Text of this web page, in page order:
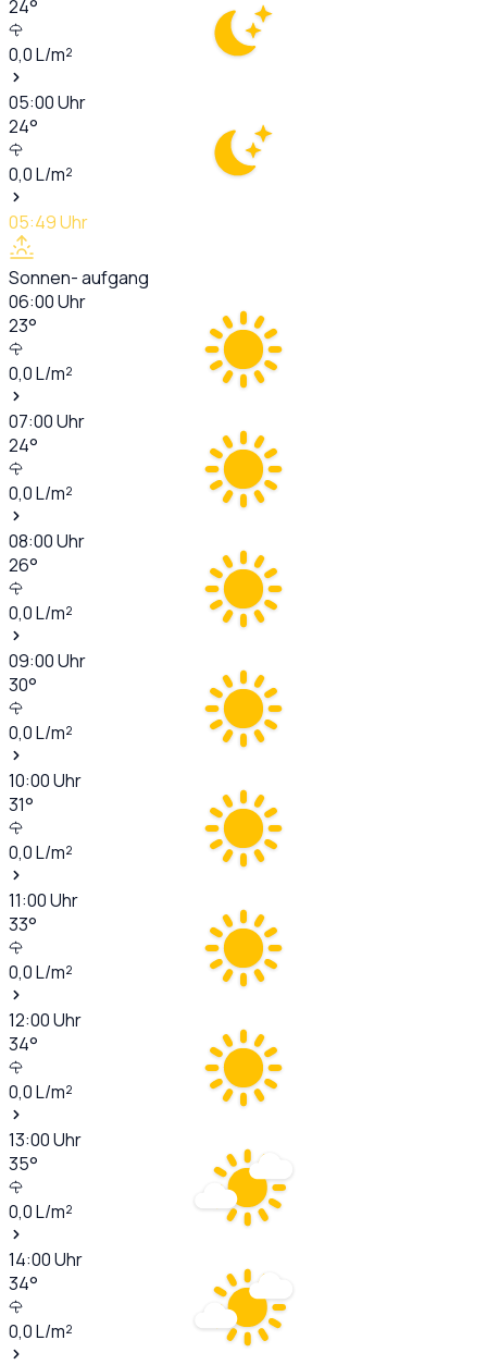
24°
0,0L/m²
05:00Uhr
24°
0,0L/m²
05:49Uhr
Sonnen- aufgang
06:00Uhr
23°
0,0L/m²
07:00Uhr
24°
0,0L/m²
08:00Uhr
26°
0,0L/m²
09:00Uhr
30°
0,0L/m²
10:00Uhr
31°
0,0L/m²
11:00Uhr
33°
0,0L/m²
12:00Uhr
34°
0,0L/m²
13:00Uhr
35°
0,0L/m²
14:00Uhr
34°
0,0L/m²